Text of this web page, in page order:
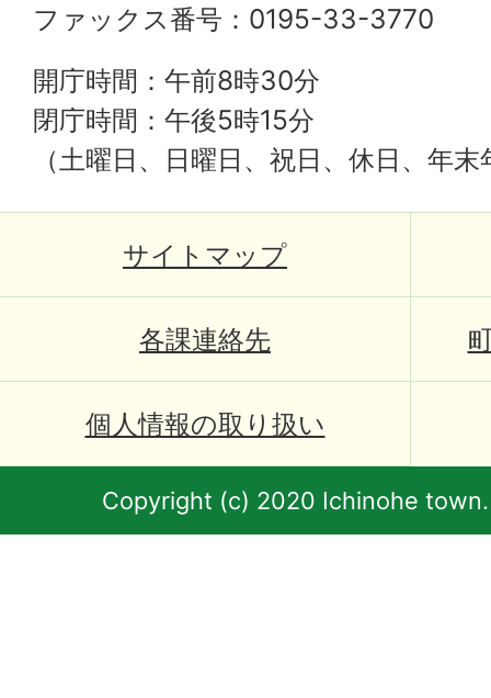
ファックス番号：0195-33-3770
開庁時間：午前8時30分
閉庁時間：午後5時15分
（土曜日、日曜日、祝日、休日、年
サイトマップ
各課連絡先
個人情報の取り扱い
Copyright (c) 2020 Ichinohe